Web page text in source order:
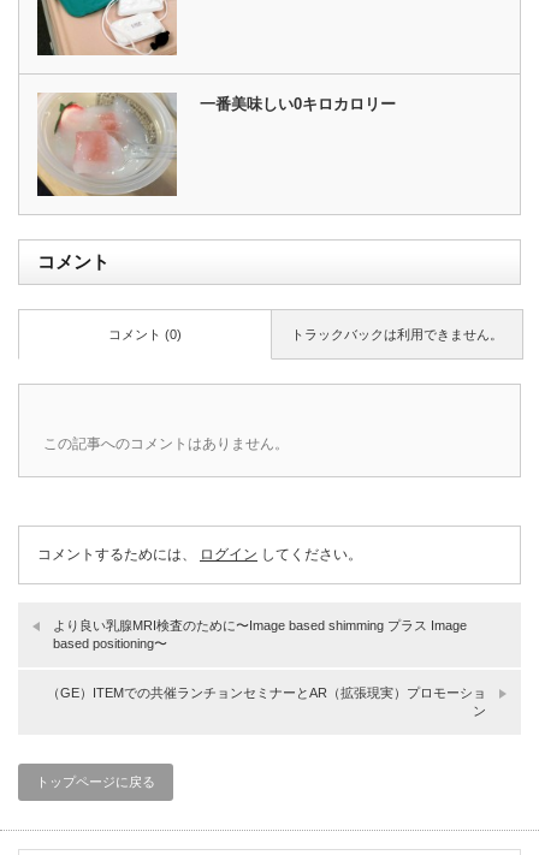
一番美味しい0キロカロリー
コメント
トラックバックは利用できません。
コメント (0)
この記事へのコメントはありません。
コメントするためには、 ログイン してください。
より良い乳腺MRI検査のために〜Image based shimming プラス Image
based positioning〜
（GE）ITEMでの共催ランチョンセミナーとAR（拡張現実）プロモーショ
ン
トップページに戻る